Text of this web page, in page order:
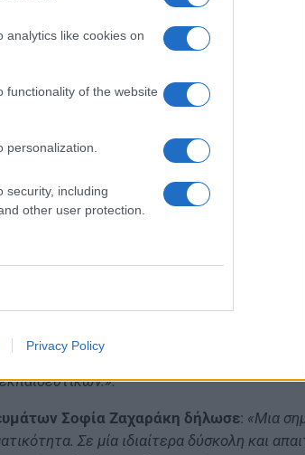
analytics like cookies on
functionality of the website
security, including
other user protection.
Privacy Policy
ολοκλήρου εξ αποστάσεως και η
εβδομάδων, οι οποίες κατανέμονται
επιμόρφωσης, μέσω χρήσης
της δράσης προβλέπεται η
μπορούν να επισκέπτονται
Νίκη Κεραμέως δήλωσε
Παρά τις
και μοναδικές ευκαιρίες, όπως ο
των ψηφιακών δεξιοτήτων ολόκληρης της
, το οποίο πιστώνεται στην
επενδύουμε περισσότερο στους δασκάλους
που προβλέπεται για το σύνολο των
κιόλας ημέρες αναστολής της δια
νέα εργαλεία και δρόμους, με στόχο να
των μαθητών. Ενισχύουμε τις γνώσεις και
και τις ενσωματώνουμε ακόμη
Σοφία Ζαχαράκη δήλωσε: «Μια
Σε μία ιδιαίτερα δύσκολη και